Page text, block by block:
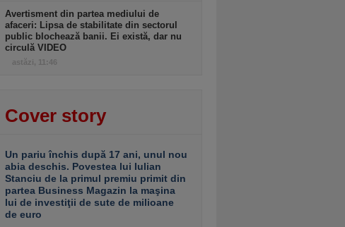
Avertisment din partea mediului de
afaceri: Lipsa de stabilitate din sectorul
public blochează banii. Ei există, dar nu
circulă VIDEO
astăzi, 11:46
Cover story
Un pariu închis după 17 ani, unul nou
abia deschis. Povestea lui Iulian
Stanciu de la primul premiu primit din
partea Business Magazin la maşina
lui de investiţii de sute de milioane
de euro